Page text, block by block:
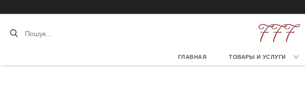
ГЛАВНАЯ ТОВАРЫ И УСЛУГИ